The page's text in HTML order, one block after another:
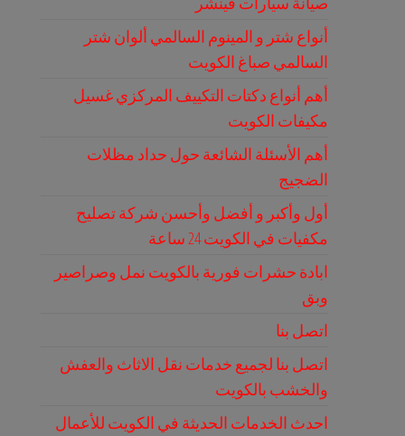
أنواع شتر و المينوم السالمي ألوان شتر
السالمي صباغ الكويت
أهم أنواع دكتات التكييف المركزي غسيل
مكيفات الكويت
أهم الأسئلة الشائعة حول حداد مظلات
الضجيج
أول وأكبر و أفضل وأحسن شركة تصليح
مكفيات في الكويت 24 ساعة
ابادة حشرات فورية بالكويت نمل وصراصير
وبق
اتصل بنا
اتصل بنا لجميع خدمات نقل الاثاث والعفش
والخشب بالكويت
احدث الخدمات الحديثة في الكويت للأعمال